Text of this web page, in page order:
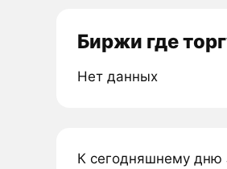
Биржи где
Нет данных
К сегодняшнему дню